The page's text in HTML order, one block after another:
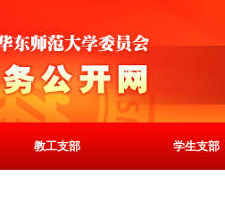
教工支部 学生支部